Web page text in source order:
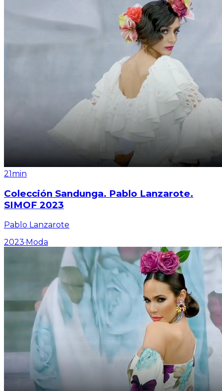
21min
Colección Sandunga. Pablo Lanzarote.
SIMOF 2023
Pablo Lanzarote
2023·Moda